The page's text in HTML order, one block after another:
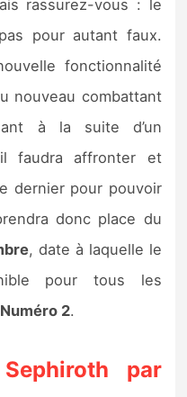
rassurez-vous : le
pour autant faux.
fonctionnalité
nouveau combattant
à la suite d’un
faudra affronter et
dernier pour pouvoir
donc place du
, date à laquelle le
pour tous les
2.
par